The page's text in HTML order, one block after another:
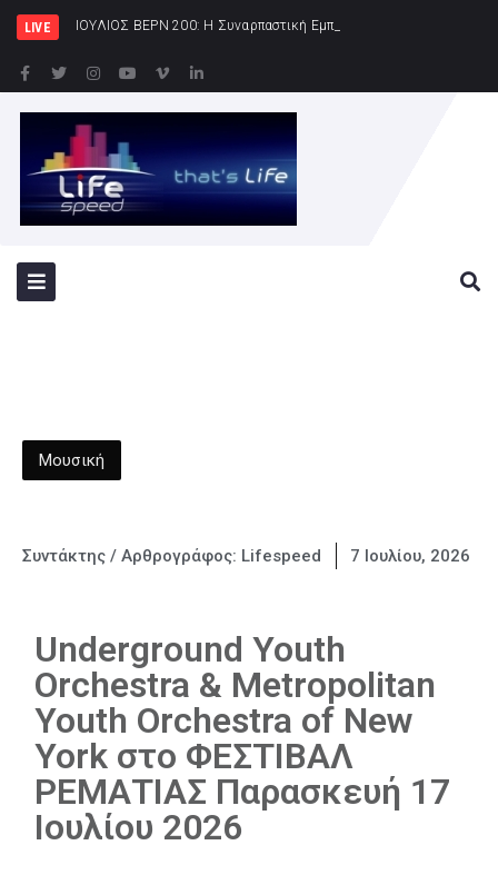
LIVE
Μουσική
Συντάκτης / Αρθρογράφος: Lifespeed 7 Ιουλίου, 2026
Underground Youth
Orchestra & Metropolitan
Youth Orchestra of New
York στο ΦΕΣΤΙΒΑΛ
ΡΕΜΑΤΙΑΣ Παρασκευή 17
Ιουλίου 2026